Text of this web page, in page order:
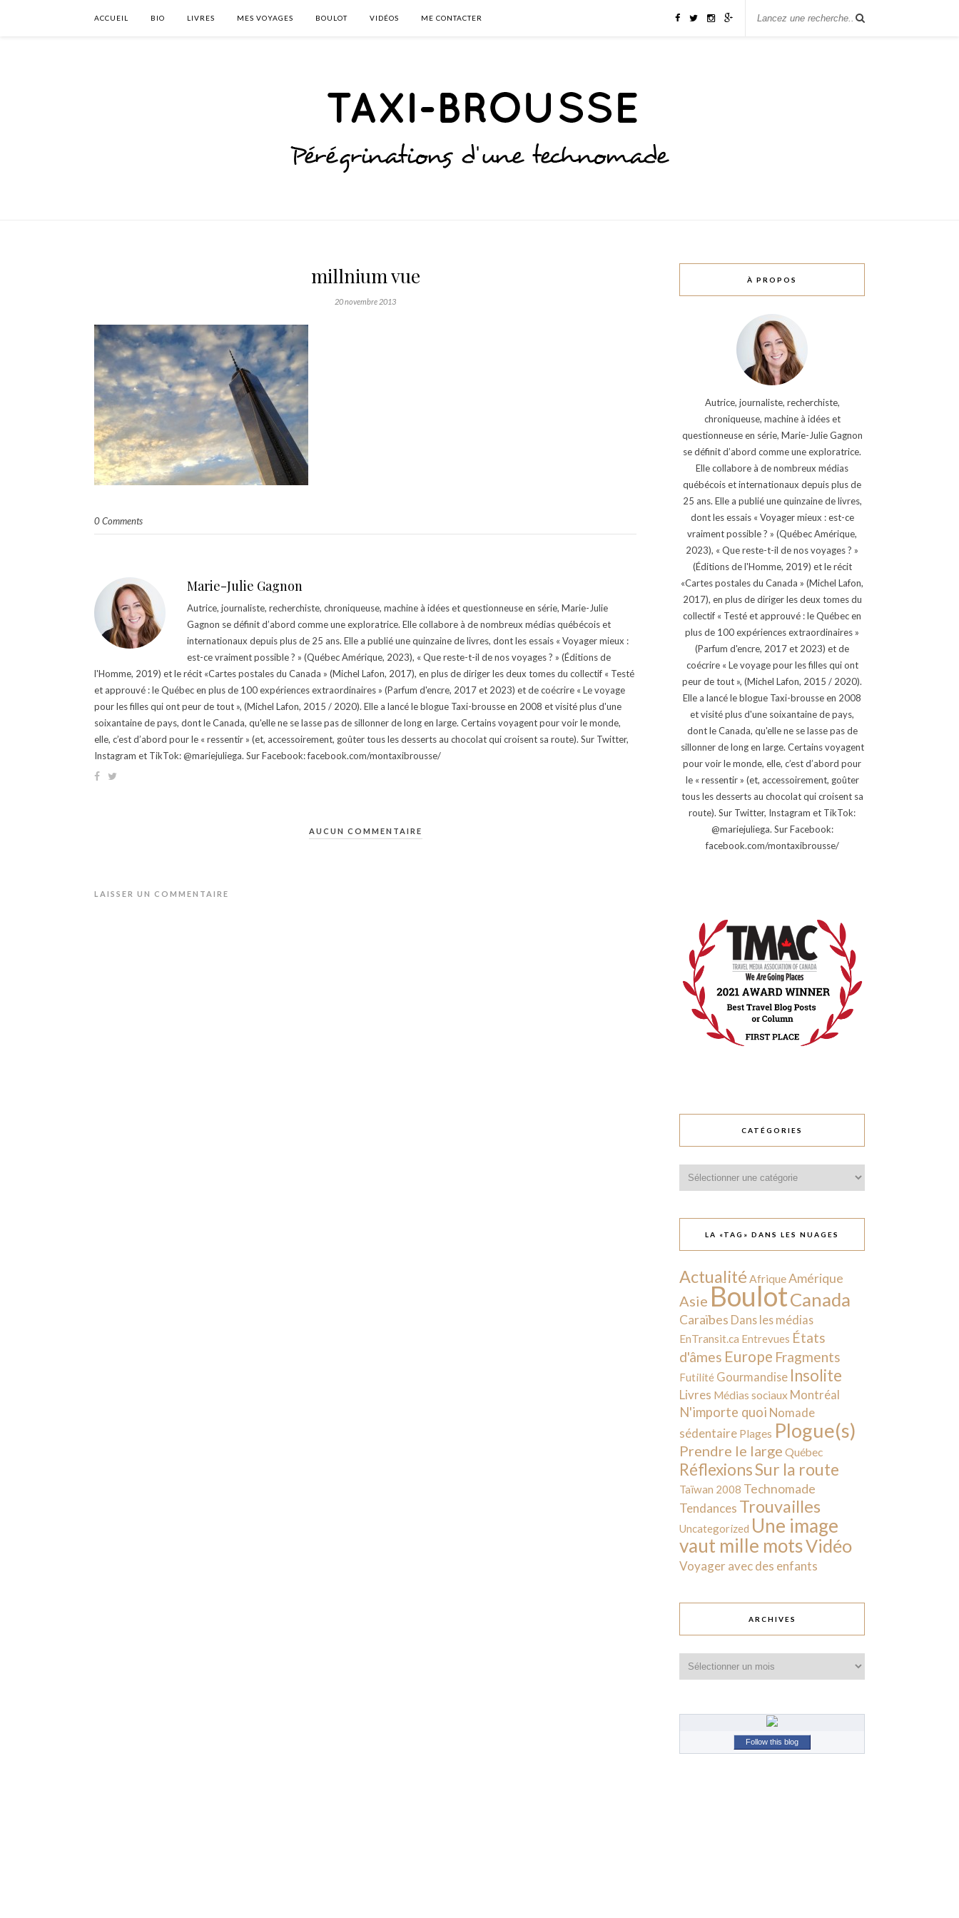
ACCUEIL BIO LIVRES MES VOYAGES BOULOT VIDÉOS ME CONTACTER
millnium vue
20 novembre 2013
0 Comments
Marie-Julie Gagnon
Autrice, journaliste, recherchiste, chroniqueuse, machine à idées et questionneuse en série, Marie-Julie
Gagnon se définit d’abord comme une exploratrice. Elle collabore à de nombreux médias québécois et
internationaux depuis plus de 25 ans. Elle a publié une quinzaine de livres, dont les essais « Voyager mieux :
est-ce vraiment possible ? » (Québec Amérique, 2023), « Que reste-t-il de nos voyages ? » (Éditions de
l'Homme, 2019) et le récit «Cartes postales du Canada » (Michel Lafon, 2017), en plus de diriger les deux tomes du collectif « Testé
et approuvé : le Québec en plus de 100 expériences extraordinaires » (Parfum d'encre, 2017 et 2023) et de coécrire « Le voyage
pour les filles qui ont peur de tout », (Michel Lafon, 2015 / 2020). Elle a lancé le blogue Taxi-brousse en 2008 et visité plus d'une
soixantaine de pays, dont le Canada, qu'elle ne se lasse pas de sillonner de long en large. Certains voyagent pour voir le monde,
elle, c’est d’abord pour le « ressentir » (et, accessoirement, goûter tous les desserts au chocolat qui croisent sa route). Sur Twitter,
Instagram et TikTok: @mariejuliega. Sur Facebook: facebook.com/montaxibrousse/
AUCUN COMMENTAIRE
LAISSER UN COMMENTAIRE
À PROPOS
Autrice, journaliste, recherchiste,
chroniqueuse, machine à idées et
questionneuse en série, Marie-Julie Gagnon
se définit d’abord comme une exploratrice.
Elle collabore à de nombreux médias
québécois et internationaux depuis plus de
25 ans. Elle a publié une quinzaine de livres,
dont les essais « Voyager mieux : est-ce
vraiment possible ? » (Québec Amérique,
2023), « Que reste-t-il de nos voyages ? »
(Éditions de l'Homme, 2019) et le récit
«Cartes postales du Canada » (Michel Lafon,
2017), en plus de diriger les deux tomes du
collectif « Testé et approuvé : le Québec en
plus de 100 expériences extraordinaires »
(Parfum d'encre, 2017 et 2023) et de
coécrire « Le voyage pour les filles qui ont
peur de tout », (Michel Lafon, 2015 / 2020).
Elle a lancé le blogue Taxi-brousse en 2008
et visité plus d'une soixantaine de pays,
dont le Canada, qu'elle ne se lasse pas de
sillonner de long en large. Certains voyagent
pour voir le monde, elle, c’est d’abord pour
le « ressentir » (et, accessoirement, goûter
tous les desserts au chocolat qui croisent sa
route). Sur Twitter, Instagram et TikTok:
@mariejuliega. Sur Facebook:
facebook.com/montaxibrousse/
CATÉGORIES
LA «TAG» DANS LES NUAGES
Actualité AfriqueAmérique
Asie BoulotCanada
Caraïbes Dans les médias
EnTransit.ca Entrevues États
d'âmes Europe Fragments
Futilité Gourmandise Insolite
Livres Médias sociaux Montréal
N'importe quoi Nomade
sédentaire Plages Plogue(s)
Prendre le large Québec
RéflexionsSur la route
Taïwan 2008 Technomade
Tendances Trouvailles
Uncategorized Une image
vaut mille motsVidéo
Voyager avec des enfants
ARCHIVES
Follow this blog